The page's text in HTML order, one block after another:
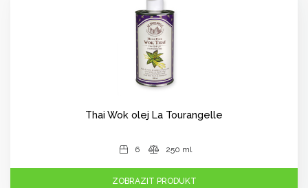
Thai Wok olej La Tourangelle
6 250 ml
ZOBRAZIT PRODUKT